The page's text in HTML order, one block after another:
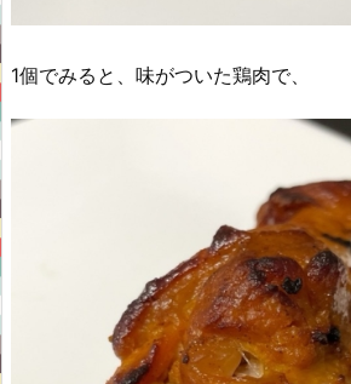
1個でみると、味がついた鶏肉で、